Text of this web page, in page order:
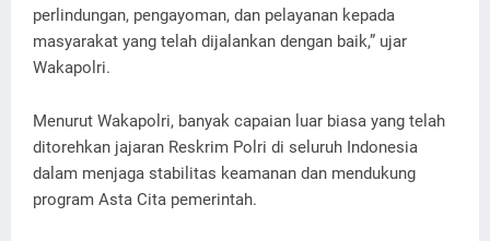
perlindungan, pengayoman, dan pelayanan kepada
masyarakat yang telah dijalankan dengan baik,” ujar
Wakapolri.
Menurut Wakapolri, banyak capaian luar biasa yang telah
ditorehkan jajaran Reskrim Polri di seluruh Indonesia
dalam menjaga stabilitas keamanan dan mendukung
program Asta Cita pemerintah.